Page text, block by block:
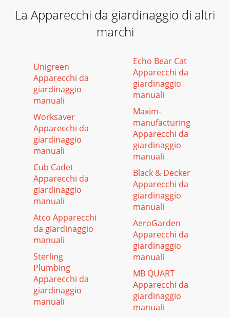
La Apparecchi da giardinaggio di altri
marchi
Unigreen
Apparecchi da
giardinaggio
manuali
Worksaver
Apparecchi da
giardinaggio
manuali
Cub Cadet
Apparecchi da
giardinaggio
manuali
Atco Apparecchi
da giardinaggio
manuali
Sterling
Plumbing
Apparecchi da
giardinaggio
manuali
Echo Bear Cat
Apparecchi da
giardinaggio
manuali
Maxim-
manufacturing
Apparecchi da
giardinaggio
manuali
Black & Decker
Apparecchi da
giardinaggio
manuali
AeroGarden
Apparecchi da
giardinaggio
manuali
MB QUART
Apparecchi da
giardinaggio
manuali